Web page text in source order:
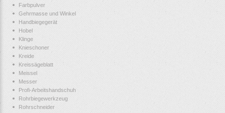
Farbpulver
Gehrmasse und Winkel
Handbiegegerät
Hobel
Klinge
Knieschoner
Kreide
Kreissägeblatt
Meissel
Messer
Profi-Arbeitshandschuh
Rohrbiegewerkzeug
Rohrschneider